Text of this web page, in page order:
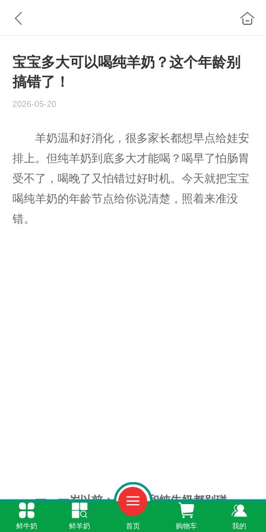
宝宝多大可以喝纯羊奶？这个年龄别
搞错了！
2026-05-20
羊奶温和好消化，很多家长都想早点给娃安
排上。但纯羊奶到底多大才能喝？喝早了怕肠胃
受不了，喝晚了又怕错过好时机。今天就把宝宝
喝纯羊奶的年龄节点给你说清楚，照着来准没
错。
一、一岁以前：纯羊奶和纯牛奶都别碰
鲜牛奶 鲜羊奶 首页 购物车 我的